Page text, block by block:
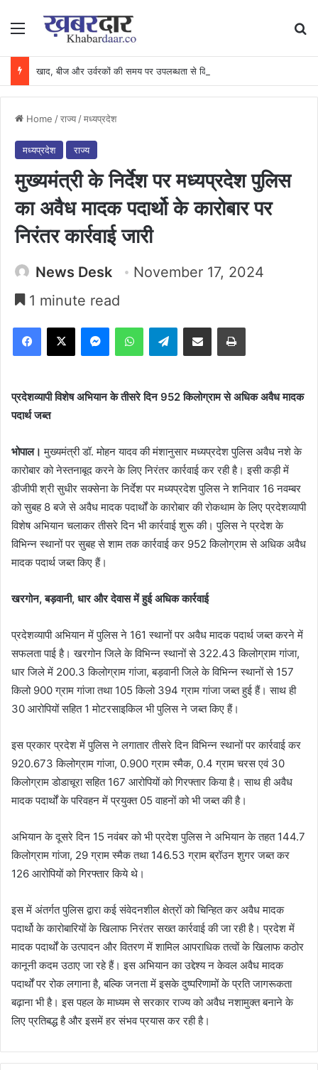
Menu
Home /राज्य /मध्यप्रदेश
मध्यप्रदेश राज्य
मुख्यमंत्री के निर्देश पर मध्यप्रदेश पुलिस
का अवैध मादक पदार्थो के कारोबार पर
निरंतर कार्रवाई जारी
News Desk
November 17, 2024
1 minute read
Facebook
X MessengerWhatsAppTelegramShare via Email Print
प्रदेशव्यापी विशेष अभियान के तीसरे दिन 952 किलोग्राम से अधिक अवैध मादक
पदार्थ जब्त
भोपाल। मुख्यमंत्री डॉ. मोहन यादव की मंशानुसार मध्यप्रदेश पुलिस अवैध नशे के
कारोबार को नेस्तनाबूद करने के लिए निरंतर कार्रवाई कर रही है। इसी कड़ी में
डीजीपी श्री सुधीर सक्सेना के निर्देश पर मध्यप्रदेश पुलिस ने शनिवार 16 नवम्बर
को सुबह 8 बजे से अवैध मादक पदार्थों के कारोबार की रोकथाम के लिए प्रदेशव्यापी
विशेष अभियान चलाकर तीसरे दिन भी कार्रवाई शुरू की। पुलिस ने प्रदेश के
विभिन्न स्थानों पर सुबह से शाम तक कार्रवाई कर 952 किलोग्राम से अधिक अवैध
मादक पदार्थ जब्त किए हैं।
खरगोन, बड़वानी, धार और देवास में हुई अधिक कार्रवाई
प्रदेशव्यापी अभियान में पुलिस ने 161 स्थानों पर अवैध मादक पदार्थ जब्त करने में
सफलता पाई है। खरगोन जिले के विभिन्न स्थानों से 322.43 किलोग्राम गांजा,
धार जिले में 200.3 किलोग्राम गांजा, बड़वानी जिले के विभिन्न स्थानों से 157
किलो 900 ग्राम गांजा तथा 105 किलो 394 ग्राम गांजा जब्त हुई हैं। साथ ही
30 आरोपियों सहित 1 मोटरसाइकिल भी पुलिस ने जब्त किए हैं।
इस प्रकार प्रदेश में पुलिस ने लगातार तीसरे दिन विभिन्न स्थानों पर कार्रवाई कर
920.673 किलोग्राम गांजा, 0.900 ग्राम स्मैक, 0.4 ग्राम चरस एवं 30
किलोग्राम डोडाचूरा सहित 167 आरोपियों को गिरफ्तार किया है। साथ ही अवैध
मादक पदार्थों के परिवहन में प्रयुक्त 05 वाहनों को भी जब्त की है।
अभियान के दूसरे दिन 15 नवंबर को भी प्रदेश पुलिस ने अभियान के तहत 144.7
किलोग्राम गांजा, 29 ग्राम स्मैक तथा 146.53 ग्राम ब्रॉउन शुगर जब्त कर
126 आरोपियों को गिरफ्तार किये थे।
इस में अंतर्गत पुलिस द्वारा कई संवेदनशील क्षेत्रों को चिन्हित कर अवैध मादक
पदार्थो के कारोबारियों के खिलाफ निरंतर सख्त कार्रवाई की जा रही है। प्रदेश में
मादक पदार्थों के उत्पादन और वितरण में शामिल आपराधिक तत्वों के खिलाफ कठोर
कानूनी कदम उठाए जा रहे हैं। इस अभियान का उद्देश्य न केवल अवैध मादक
पदार्थों पर रोक लगाना है, बल्कि जनता में इसके दुष्परिणामों के प्रति जागरूकता
बढ़ाना भी है। इस पहल के माध्यम से सरकार राज्य को अवैध नशामुक्त बनाने के
लिए प्रतिबद्ध है और इसमें हर संभव प्रयास कर रही है।